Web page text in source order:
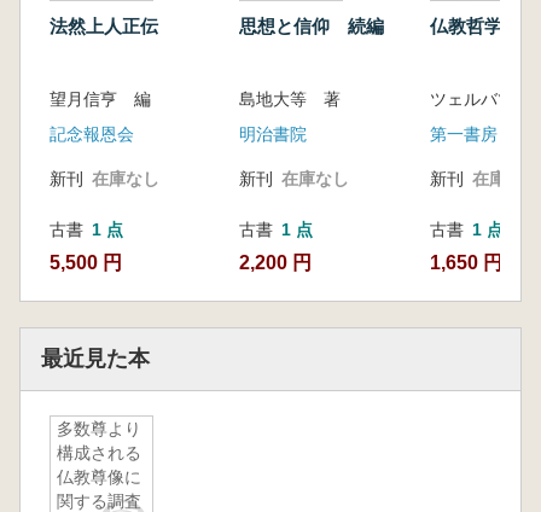
法然上人正伝
望月信亨 編
記念報恩会
新刊 在庫なし
古書 1 点
5,500 円
思想と信仰 続編
島地大等 著
明治書院
新刊 在庫なし
古書 1 点
2,200 円
仏教哲学概論
第一書房
新刊 在庫なし
古書 1 点
1,650 円
最近見た本
多数尊より
構成される
仏教尊像に
関する調査